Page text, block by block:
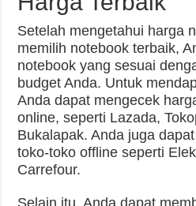
Setelah mengetahui harga
memilih notebook terbaik,
notebook yang sesuai
budget Anda. Untuk
Anda dapat mengecek
online, seperti Lazada,
Bukalapak. Anda juga
toko-toko offline seperti
Carrefour.